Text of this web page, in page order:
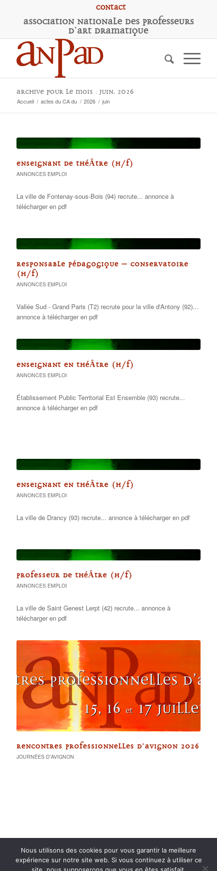
Contact
Association Nationale des Professeurs
d'Art Dramatique
Archive pour le mois : juin, 2026
Accueil / actes du CA du / 2026 / juin
ENSEIGNANT DE THÉÂTRE (H/F)
ANNONCES EMPLOI
La ville de Fontenay-sous-Bois (94) recrute... annonce à
télécharger en pdf
RESPONSABLE PÉDAGOGIQUE – CONSERVATOIRE
(H/F)
ANNONCES EMPLOI
Vallée Sud - Grand Paris (T2) recrute pour la ville d'Antony (92)...
annonce à télécharger en pdf
ENSEIGNANT EN THÉÂTRE (H/F)
ANNONCES EMPLOI
Établissement Public Territorial Est Ensemble (93) recrute...
annonce à télécharger en pdf
ENSEIGNANT EN THÉÂTRE (H/F)
ANNONCES EMPLOI
La ville de Drancy (93) recrute... annonce à télécharger en pdf
PROFESSEUR DE THÉÂTRE (H/F)
ANNONCES EMPLOI
La ville de Saint Genest Lerpt (42) recrute... annonce à
télécharger en pdf
RENCONTRES PROFESSIONNELLES D’AVIGNON 2026
JOURNÉES D'AVIGNON
Nous utilisons des cookies pour vous garantir la meilleure
expérience sur notre site web. Si vous continuez à utiliser ce